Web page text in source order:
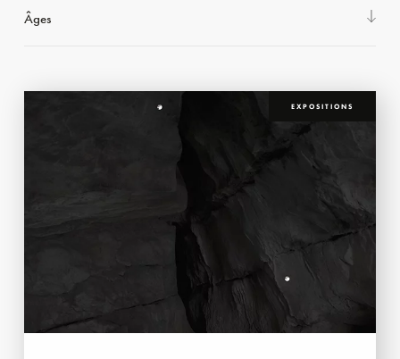
Âges
EXPOSITIONS